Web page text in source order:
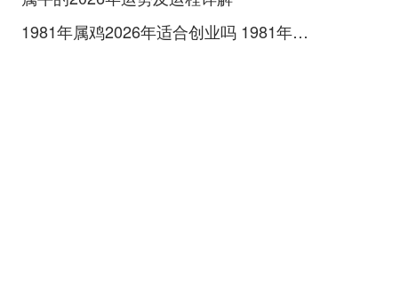
1981年属鸡2026年适合创业吗 1981年属鸡的人适合住2楼吗